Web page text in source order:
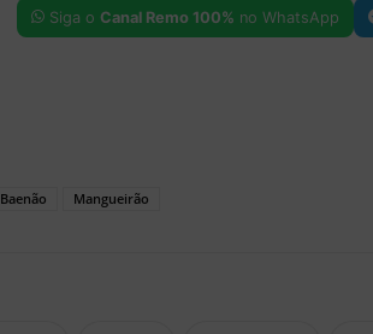
Siga o Canal Remo 100% no WhatsApp
Baenão Mangueirão